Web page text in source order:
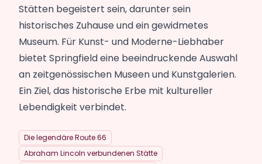
Stätten begeistert sein, darunter sein
historisches Zuhause und ein gewidmetes
Museum. Für Kunst- und Moderne-Liebhaber
bietet Springfield eine beeindruckende Auswahl
an zeitgenössischen Museen und Kunstgalerien.
Ein Ziel, das historische Erbe mit kultureller
Lebendigkeit verbindet.
Die legendäre Route 66
Abraham Lincoln verbundenen Stätte